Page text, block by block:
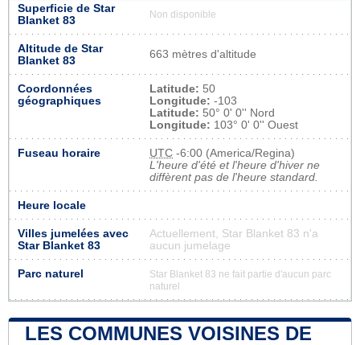
Superficie de Star
Blanket 83
Non disponible
Altitude de Star
Blanket 83
663 mètres d'altitude
Coordonnées
géographiques
Latitude: 50
Longitude: -103
Latitude: 50° 0' 0'' Nord
Longitude: 103° 0' 0'' Ouest
Fuseau horaire UTC -6:00 (America/Regina)
L'heure d'été et l'heure d'hiver ne
diffèrent pas de l'heure standard.
Heure locale
Villes jumelées avec
Star Blanket 83
Actuellement, Star Blanket 83 n'a
aucun jumelage
Parc naturel
Star Blanket 83 ne fait partie d'aucun parc
naturel
LES COMMUNES VOISINES DE